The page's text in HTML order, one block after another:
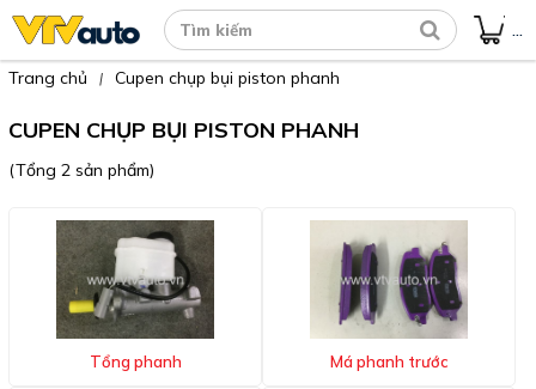
Trang chủ | Cupen chụp bụi piston phanh
CUPEN CHỤP BỤI PISTON PHANH
(Tổng 2 sản phẩm)
Tổng phanh Má phanh trước